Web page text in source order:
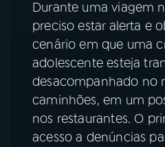
Durante uma viagem
preciso estar alerta e
cenário em que uma
adolescente esteja
desacompanhado no
caminhões, em um
nos restaurantes. O
acesso a denúncias